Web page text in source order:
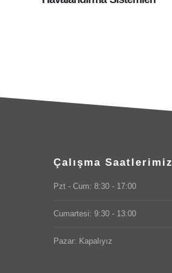
Çalışma Saatlerimiz
Pzt - Cum: 8:30 - 17:00
Cumartesi: 9:30 - 13:00
Pazar: Kapalıyız